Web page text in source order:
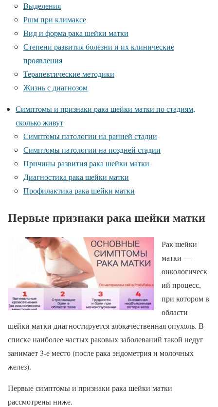
Выделения
Ршм при климаксе
Вид и форма рака шейки матки
Степени развития болезни и их клинические
проявления
Терапевтические методики
Жизнь с диагнозом
Симптомы и признаки рака шейки матки по стадиям,
сколько живут
Симптомы патологии на ранней стадии
Симптомы патологии на поздней стадии
Причины развития рака шейки матки
Диагностика рака шейки матки
Профилактика рака шейки матки
Первые признаки рака шейки матки
Рак шейки
матки —
онкологическ
ий процесс,
при котором в
области
шейки матки диагностируется злокачественная опухоль. В
списке наиболее частых раковых заболеваний такой недуг
занимает 3-е место (после рака эндометрия и молочных
желез).
Первые симптомы и признаки рака шейки матки
рассмотрены ниже.